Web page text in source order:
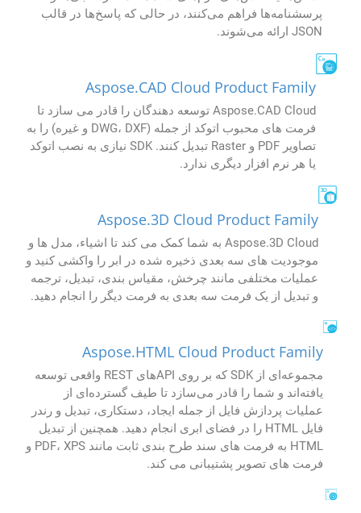
پرسشنامه‌ها فراهم می‌کنند، در حالی که پاسخ‌ها در قالب
JSON ارائه می‌شوند.
Aspose.CAD Cloud Product Family
Aspose.CAD Cloud توسعه دهندگان را قادر می سازد تا
فرمت های محبوب اتوکد از جمله (DWG، DXF و غیره) را به
تصاویر PDF و Raster تبدیل کنند. SDK نیازی به نصب اتوکد
یا هر نرم افزار دیگری ندارد.
Aspose.3D Cloud Product Family
Aspose.3D Cloud به شما کمک می کند تا اشیاء، مدل ها و
موجودیت های سه بعدی ذخیره شده در ابر را واکشی کنید و
عملیات مختلفی مانند چرخش، مقیاس بندی، تبدیل، ترجمه
و تبدیل از یک فرمت سه بعدی به فرمت دیگر را انجام دهید.
Aspose.HTML Cloud Product Family
مجموعه‌ای از SDK که بر روی APIهای REST واقعی توسعه
یافته‌اند و شما را قادر می‌سازد تا طیف گسترده‌ای از
عملیات پردازش فایل از جمله ایجاد، دستکاری، تبدیل و رندر
فایل HTML را در فضای ابری انجام دهید. همچنین از تبدیل
HTML به فرمت های سند طرح بندی ثابت مانند PDF، XPS و
فرمت های تصویر پشتیبانی می کند.